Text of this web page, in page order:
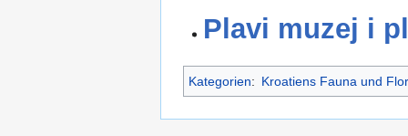
Plavi muzej i
Kategorien: Kroatiens Fauna und